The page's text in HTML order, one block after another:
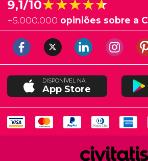
9,1/10★★★★★
★★★★★
+5.000.000 opiniões sobre a
DISPONÍVEL NA
App Store